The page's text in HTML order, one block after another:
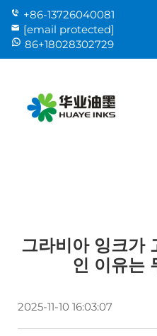
+86-13726040081
[email protected]
86+18028302729
그라비아 잉크가
인 이유는
2025-11-10 16:03:07